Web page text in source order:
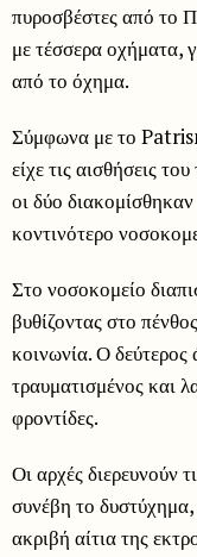
πυροσβέστες από το
με τέσσερα οχήματα,
από το όχημα.
Σύμφωνα με το
είχε τις αισθήσεις
οι δύο
κοντινότερο
Στο νοσοκομείο
βυθίζοντας στο
κοινωνία. Ο
τραυματισμένος και
φροντίδες.
Οι αρχές διερευνούν
συνέβη το
ακριβή αίτια της